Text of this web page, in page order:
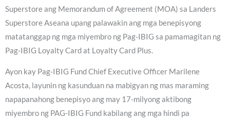
Superstore ang Memorandum of Agreement (MOA) sa Landers
Superstore Aseana upang palawakin ang mga benepisyong
matatanggap ng mga miyembro ng Pag-IBIG sa pamamagitan ng
Pag-IBIG Loyalty Card at Loyalty Card Plus.
Ayon kay Pag-IBIG Fund Chief Executive Officer Marilene
Acosta, layunin ng kasunduan na mabigyan ng mas maraming
napapanahong benepisyo ang may 17-milyong aktibong
miyembro ng PAG-IBIG Fund kabilang ang mga hindi pa